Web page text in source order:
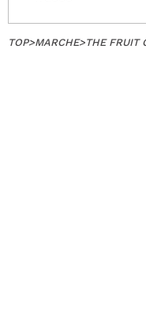
TOP>MARCHE>THE FRUIT